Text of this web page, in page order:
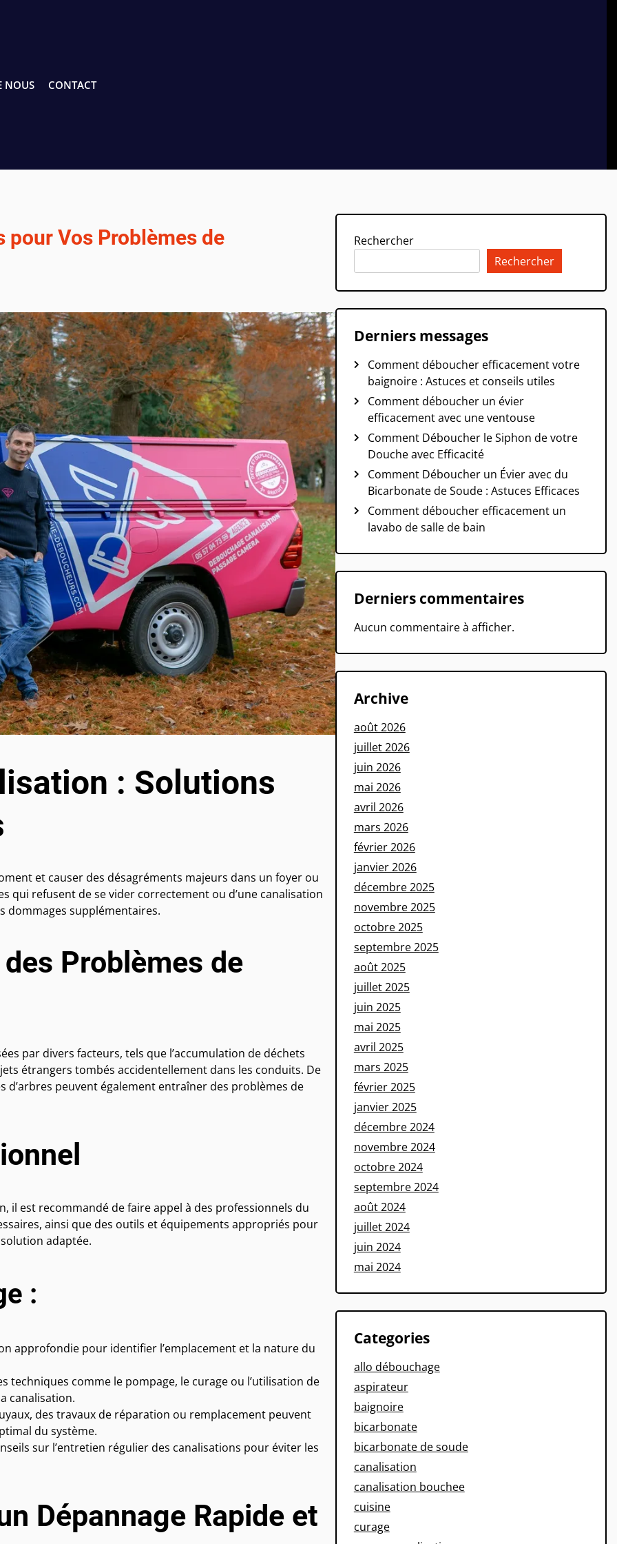
NOUS CONTACT
pour Vos Problèmes de
: Solutions
et causer des désagréments majeurs dans un foyer ou
qui refusent de se vider correctement ou d’une canalisation
dommages supplémentaires.
Problèmes de
par divers facteurs, tels que l’accumulation de déchets
étrangers tombés accidentellement dans les conduits. De
d’arbres peuvent également entraîner des problèmes de
il est recommandé de faire appel à des professionnels du
ainsi que des outils et équipements appropriés pour
adaptée.
:
approfondie pour identifier l’emplacement et la nature du
techniques comme le pompage, le curage ou l’utilisation de
canalisation.
des travaux de réparation ou remplacement peuvent
du système.
sur l’entretien régulier des canalisations pour éviter les
Dépannage Rapide et
Rechercher
Rechercher
Derniers messages
Comment déboucher efficacement votre
baignoire : Astuces et conseils utiles
Comment déboucher un évier
efficacement avec une ventouse
Comment Déboucher le Siphon de votre
Douche avec Efficacité
Comment Déboucher un Évier avec du
Bicarbonate de Soude : Astuces Efficaces
Comment déboucher efficacement un
lavabo de salle de bain
Derniers commentaires
Aucun commentaire à afficher.
Archive
août 2026
juillet 2026
juin 2026
mai 2026
avril 2026
mars 2026
février 2026
janvier 2026
décembre 2025
novembre 2025
octobre 2025
septembre 2025
août 2025
juillet 2025
juin 2025
mai 2025
avril 2025
mars 2025
février 2025
janvier 2025
décembre 2024
novembre 2024
octobre 2024
septembre 2024
août 2024
juillet 2024
juin 2024
mai 2024
Categories
allo débouchage
aspirateur
baignoire
bicarbonate
bicarbonate de soude
canalisation
canalisation bouchee
cuisine
curage